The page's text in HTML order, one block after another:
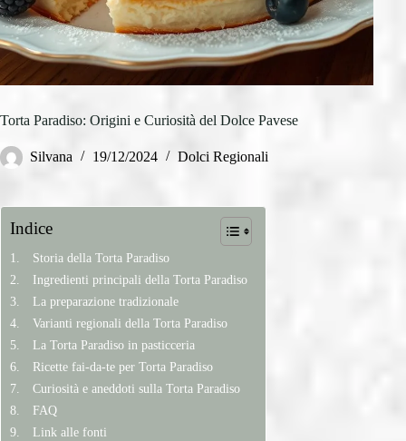
Torta Paradiso: Origini e Curiosità del Dolce Pavese
Silvana 19/12/2024 Dolci Regionali
Indice
Storia della Torta Paradiso
Ingredienti principali della Torta Paradiso
La preparazione tradizionale
Varianti regionali della Torta Paradiso
La Torta Paradiso in pasticceria
Ricette fai-da-te per Torta Paradiso
Curiosità e aneddoti sulla Torta Paradiso
FAQ
Link alle fonti